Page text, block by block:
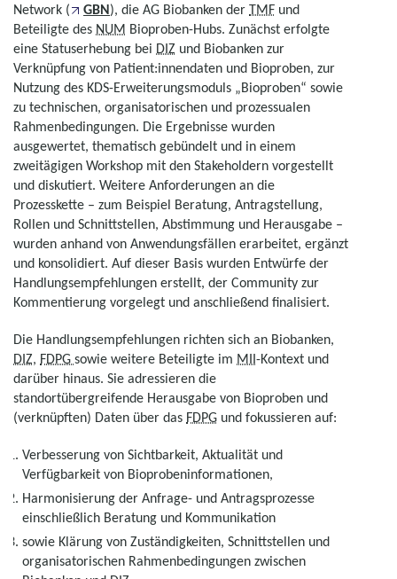
Network (
GBN), die AG Biobanken der TMF und
Beteiligte des NUM Bioproben-Hubs. Zunächst erfolgte
eine Statuserhebung bei DIZ und Biobanken zur
Verknüpfung von Patient:innendaten und Bioproben, zur
Nutzung des KDS-Erweiterungsmoduls „Bioproben“ sowie
zu technischen, organisatorischen und prozessualen
Rahmenbedingungen. Die Ergebnisse wurden
ausgewertet, thematisch gebündelt und in einem
zweitägigen Workshop mit den Stakeholdern vorgestellt
und diskutiert. Weitere Anforderungen an die
Prozesskette – zum Beispiel Beratung, Antragstellung,
Rollen und Schnittstellen, Abstimmung und Herausgabe –
wurden anhand von Anwendungsfällen erarbeitet, ergänzt
und konsolidiert. Auf dieser Basis wurden Entwürfe der
Handlungsempfehlungen erstellt, der Community zur
Kommentierung vorgelegt und anschließend finalisiert.
Die Handlungsempfehlungen richten sich an Biobanken,
DIZ, FDPG sowie weitere Beteiligte im MII-Kontext und
darüber hinaus. Sie adressieren die
standortübergreifende Herausgabe von Bioproben und
(verknüpften) Daten über das FDPG und fokussieren auf:
Verbesserung von Sichtbarkeit, Aktualität und
Verfügbarkeit von Bioprobeninformationen,
Harmonisierung der Anfrage- und Antragsprozesse
einschließlich Beratung und Kommunikation
sowie Klärung von Zuständigkeiten, Schnittstellen und
organisatorischen Rahmenbedingungen zwischen